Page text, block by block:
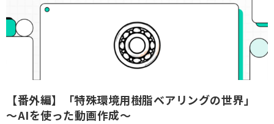
【番外編】「特殊環境用樹脂ベアリングの世界」
～AIを使った動画作成～